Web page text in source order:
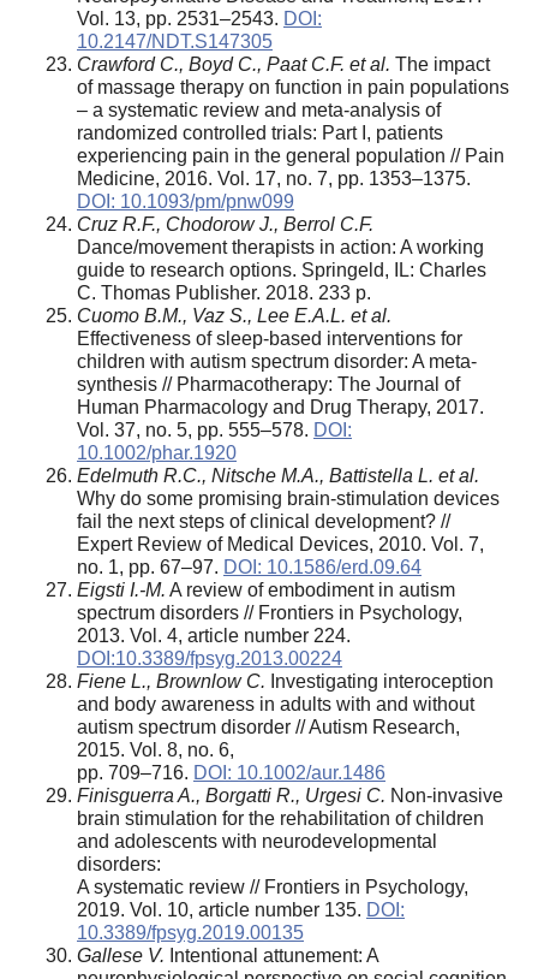
Vol. 13, pp. 2531–2543. DOI:
10.2147/NDT.S147305
Crawford C., Boyd C., Paat C.F. et al. The impact
of massage therapy on function in pain populations
– a systematic review and meta-analysis of
randomized controlled trials: Part I, patients
experiencing pain in the general population // Pain
Medicine, 2016. Vol. 17, no. 7, pp. 1353–1375.
DOI: 10.1093/pm/pnw099
Cruz R.F., Chodorow J., Berrol C.F.
Dance/movement therapists in action: A working
guide to research options. Springeld, IL: Charles
C. Thomas Publisher. 2018. 233 p.
Cuomo B.M., Vaz S., Lee E.A.L. et al.
Effectiveness of sleep‐based interventions for
children with autism spectrum disorder: A meta‐
synthesis // Pharmacotherapy: The Journal of
Human Pharmacology and Drug Therapy, 2017.
Vol. 37, no. 5, pp. 555–578. DOI:
10.1002/phar.1920
Edelmuth R.C., Nitsche M.A., Battistella L. et al.
Why do some promising brain-stimulation devices
fail the next steps of clinical development? //
Expert Review of Medical Devices, 2010. Vol. 7,
no. 1, pp. 67–97. DOI: 10.1586/erd.09.64
Eigsti I.-M. A review of embodiment in autism
spectrum disorders // Frontiers in Psychology,
2013. Vol. 4, article number 224.
DOI:10.3389/fpsyg.2013.00224
Fiene L., Brownlow C. Investigating interoception
and body awareness in adults with and without
autism spectrum disorder // Autism Research,
2015. Vol. 8, no. 6,
pp. 709–716. DOI: 10.1002/aur.1486
Finisguerra A., Borgatti R., Urgesi C. Non-invasive
brain stimulation for the rehabilitation of children
and adolescents with neurodevelopmental
disorders:
A systematic review // Frontiers in Psychology,
2019. Vol. 10, article number 135. DOI:
10.3389/fpsyg.2019.00135
Gallese V. Intentional attunement: A